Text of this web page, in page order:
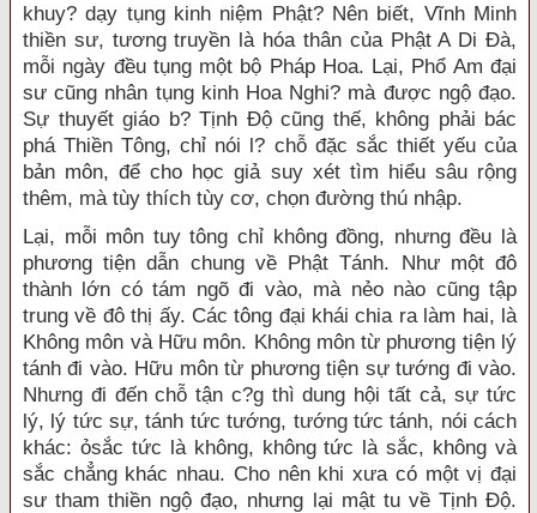
khuy? dạy tụng kinh niệm Phật? Nên biết, Vĩnh Minh
thiền sư, tương truyền là hóa thân của Phật A Di Đà,
mỗi ngày đều tụng một bộ Pháp Hoa. Lại, Phổ Am đại
sư cũng nhân tụng kinh Hoa Nghi? mà được ngộ đạo.
Sự thuyết giáo b? Tịnh Độ cũng thế, không phải bác
phá Thiền Tông, chỉ nói l? chỗ đặc sắc thiết yếu của
bản môn, để cho học giả suy xét tìm hiểu sâu rộng
thêm, mà tùy thích tùy cơ, chọn đường thú nhập.
Lại, mỗi môn tuy tông chỉ không đồng, nhưng đều là
phương tiện dẫn chung về Phật Tánh. Như một đô
thành lớn có tám ngõ đi vào, mà nẻo nào cũng tập
trung về đô thị ấy. Các tông đại khái chia ra làm hai, là
Không môn và Hữu môn. Không môn từ phương tiện lý
tánh đi vào. Hữu môn từ phương tiện sự tướng đi vào.
Nhưng đi đến chỗ tận c?g thì dung hội tất cả, sự tức
lý, lý tức sự, tánh tức tướng, tướng tức tánh, nói cách
khác: ỏsắc tức là không, không tức là sắc, không và
sắc chẳng khác nhau. Cho nên khi xưa có một vị đại
sư tham thiền ngộ đạo, nhưng lại mật tu về Tịnh Độ.